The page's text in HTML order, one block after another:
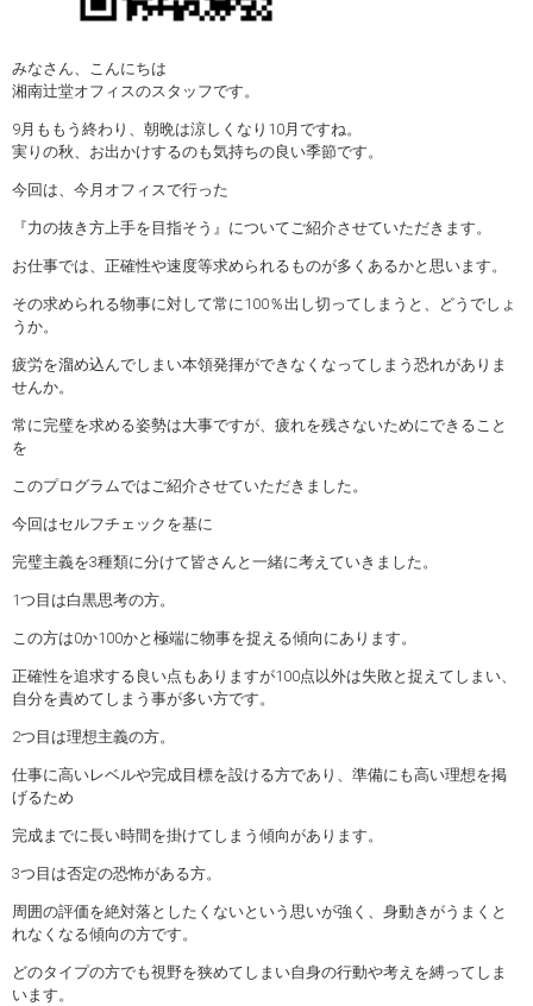
みなさん、こんにちは
湘南辻堂オフィスのスタッフです。
9月ももう終わり、朝晩は涼しくなり10月ですね。
実りの秋、お出かけするのも気持ちの良い季節です。
今回は、今月オフィスで行った
『力の抜き方上手を目指そう』についてご紹介させていただきます。
お仕事では、正確性や速度等求められるものが多くあるかと思います。
その求められる物事に対して常に100％出し切ってしまうと、どうでしょ
うか。
疲労を溜め込んでしまい本領発揮ができなくなってしまう恐れがありま
せんか。
常に完璧を求める姿勢は大事ですが、疲れを残さないためにできること
を
このプログラムではご紹介させていただきました。
今回はセルフチェックを基に
完璧主義を3種類に分けて皆さんと一緒に考えていきました。
1つ目は白黒思考の方。
この方は0か100かと極端に物事を捉える傾向にあります。
正確性を追求する良い点もありますが100点以外は失敗と捉えてしまい、
自分を責めてしまう事が多い方です。
2つ目は理想主義の方。
仕事に高いレベルや完成目標を設ける方であり、準備にも高い理想を掲
げるため
完成までに長い時間を掛けてしまう傾向があります。
3つ目は否定の恐怖がある方。
周囲の評価を絶対落としたくないという思いが強く、身動きがうまくと
れなくなる傾向の方です。
どのタイプの方でも視野を狭めてしまい自身の行動や考えを縛ってしま
います。